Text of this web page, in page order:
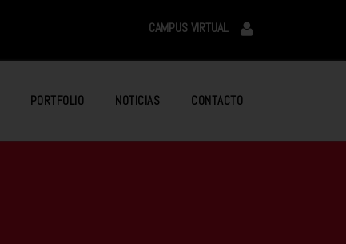
CAMPUS VIRTUAL
PORTFOLIO NOTICIAS CONTACTO